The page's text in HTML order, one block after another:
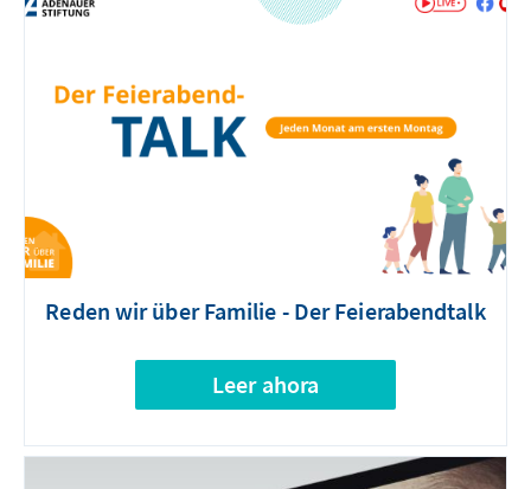
Reden wir über Familie - Der Feierabendtalk
Leer ahora